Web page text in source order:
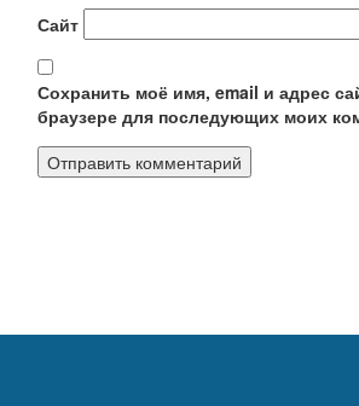
Сайт
Сохранить моё имя, email и адрес
браузере для последующих моих